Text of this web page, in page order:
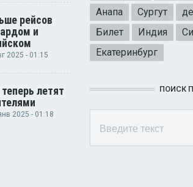
рейсов
и
2025 - 01:15
летят
2025 - 01:18
Анапа
Сургут
Билет
Индия
Екатеринбург
ПОИСК